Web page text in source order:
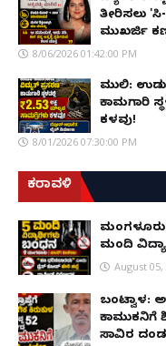
ತೀರಿಸಲು
ಮುಖರ್ಜಿ
8/06/2026 01:42:00 PM
ಮುಲ್ಕಿ:
ಕಾಮಗಾರಿ
ಕಳವು!
8/01/2026 07:30:00 PM
ಕರಾವಳಿ
ಮಂಗಳೂರು
ಮಂದಿ
August 05,
ಬಂಟ್ವಾಳ:
ಕಾಮುಕನಿಗೆ
ಸಾವಿರ